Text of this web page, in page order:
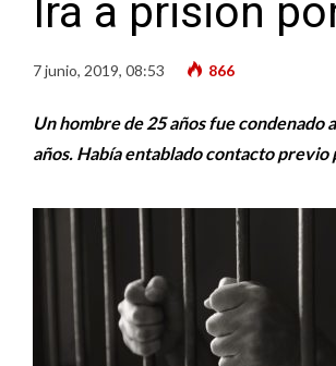
Irá a prisión
7 junio, 2019, 08:53 866
Un hombre de 25 años fue condenado
años. Había entablado contacto